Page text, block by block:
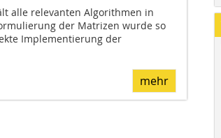
alle relevanten Algorithmen in
der Matrizen wurde so
Implementierung der
mehr